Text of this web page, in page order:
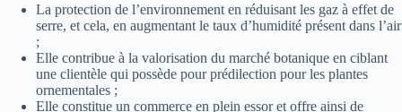
La protection de l’environnement en réduisant les gaz à effet de
serre, et cela, en augmentant le taux d’humidité présent dans l’air
;
Elle contribue à la valorisation du marché botanique en ciblant
une clientèle qui possède pour prédilection pour les plantes
ornementales ;
Elle constitue un commerce en plein essor et offre ainsi de